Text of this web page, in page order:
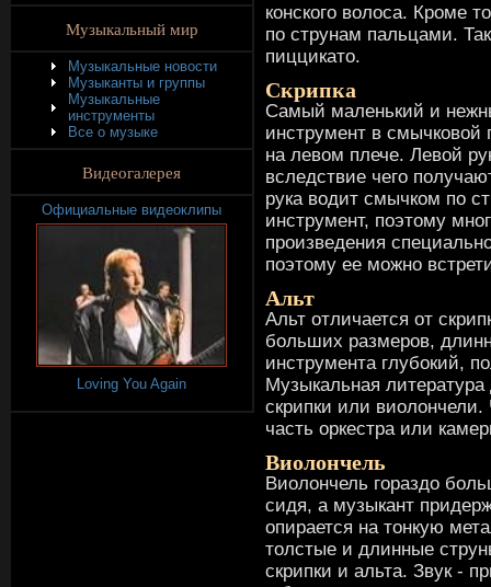
Музыкальный мир
Музыкальные новости
Музыканты и группы
Музыкальные
инструменты
Все о музыке
Видеогалерея
Официальные видеоклипы
Loving You Again
конского волоса. Кроме
по струнам пальцами.
пиццикато.
Скрипка
Самый маленький и
инструмент в смычковой
на левом плече. Левой
вследствие чего
рука водит смычком по
инструмент, поэтому
произведения
поэтому ее можно
Альт
Альт отличается от
больших размеров,
инструмента глубокий,
Музыкальная литература
скрипки или виолончели.
часть оркестра или
Виолончель
Виолончель гораздо
сидя, а музыкант
опирается на тонкую
толстые и длинные
скрипки и альта. Звук -